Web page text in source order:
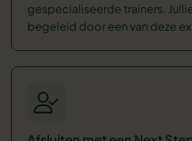
gespecialiseerde trainers.
begeleid door een van deze